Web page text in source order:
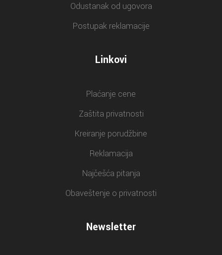
Odustanak od ugovora
Postupak reklamacije
Linkovi
Plaćanje cene
Zaštita privatnosti
Kreiranje porudžbine
Reklamacija
Najčešća pitanja
Obaveštenje o privatnosti
Newsletter